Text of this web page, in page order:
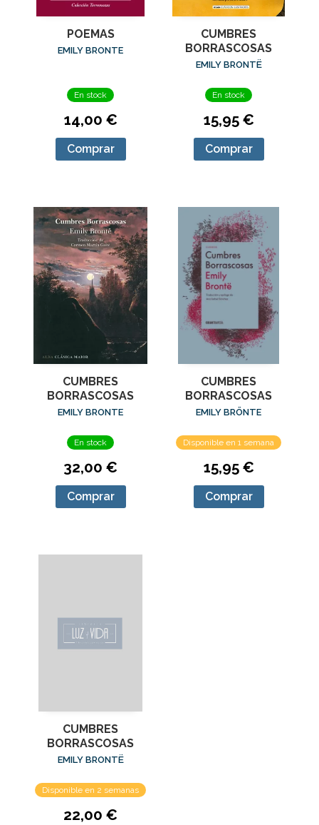
POEMAS
EMILY BRONTE
En stock
14,00 €
Comprar
CUMBRES
BORRASCOSAS
EMILY BRONTË
En stock
15,95 €
Comprar
CUMBRES
BORRASCOSAS
EMILY BRONTE
En stock
32,00 €
Comprar
CUMBRES
BORRASCOSAS
EMILY BRÖNTE
Disponible en 1 semana
15,95 €
Comprar
CUMBRES
BORRASCOSAS
EMILY BRONTË
Disponible en 2 semanas
22,00 €